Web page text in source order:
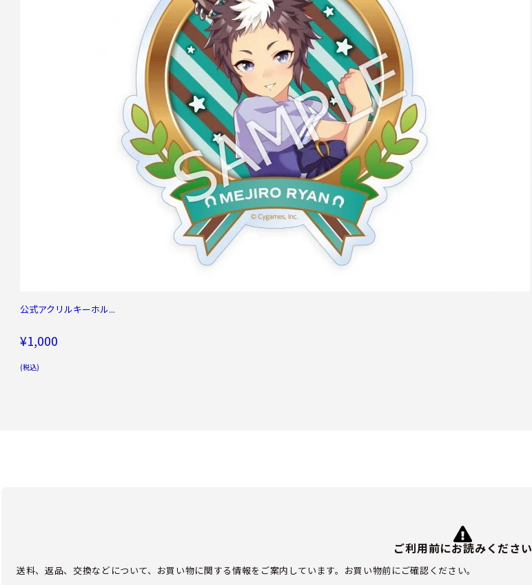
公式アクリルキーホル...
¥1,000
(税込)
ご利用前にお読みください
送料、返品、交換などについて、お買い物に関する情報をご案内しています。お買い物前にご確認ください。